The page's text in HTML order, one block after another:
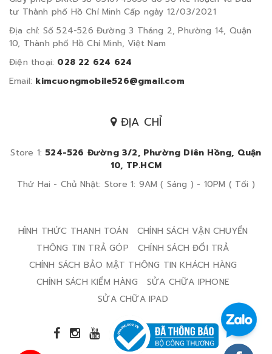
tư Thành phố Hồ Chí Minh Cấp ngày 12/03/2021
Địa chỉ: Số 524-526 Đường 3 Tháng 2, Phường 14, Quận
10, Thành phố Hồ Chí Minh, Việt Nam
Điện thoại: 028 22 624 624
Email: kimcuongmobile526@gmail.com
ĐỊA CHỈ
Store 1: 524-526 Đường 3/2, Phường Diên Hồng, Quận
10, TP.HCM
Thứ Hai - Chủ Nhật: Store 1: 9AM ( Sáng ) - 10PM ( Tối )
HÌNH THỨC THANH TOÁN
CHÍNH SÁCH VẬN CHUYỂN
THÔNG TIN TRẢ GÓP
CHÍNH SÁCH ĐỔI TRẢ
CHÍNH SÁCH BẢO MẬT THÔNG TIN KHÁCH HÀNG
CHÍNH SÁCH KIỂM HÀNG
SỬA CHỮA IPHONE
SỬA CHỮA IPAD